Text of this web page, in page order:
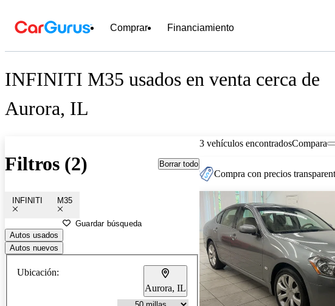
Comprar Financiamiento
INFINITI M35 usados en venta cerca de
Aurora, IL
Filtros (2) Borrar todo
INFINITI M35
Guardar búsqueda
Autos usados
Autos nuevos
Ubicación:
Aurora, IL
3 vehículos encontradosCompara
Compra con precios